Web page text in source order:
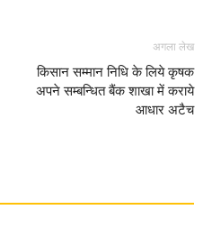
अगला लेख
किसान सम्मान निधि के लिये कृषक
अपने सम्बन्धित बैंक शाखा में कराये
आधार अटैच